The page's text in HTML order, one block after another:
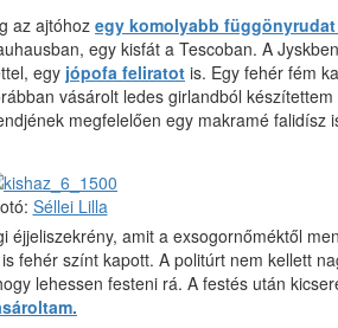
az ajtóhoz egy komolyabb függönyrudat
egy kisfát a Tescoban. A Jyskben
egy jópofa feliratot is. Egy fehér fém
vásárolt ledes girlandból
megfelelően egy makramé falidísz
Séllei Lilla
amit a exsogornőméktől
fehér színt kapott. A politúrt nem kellett
lehessen festeni rá. A festés után